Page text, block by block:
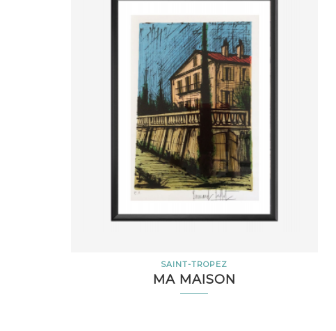
SAINT-TROPEZ
MA MAISON